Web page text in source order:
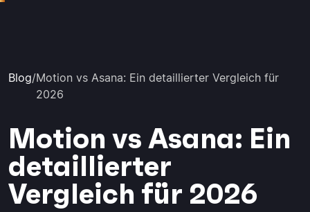
Blog/Motion vs Asana: Ein detaillierter Vergleich für
2026
Motion vs Asana: Ein
detaillierter
Vergleich für 2026